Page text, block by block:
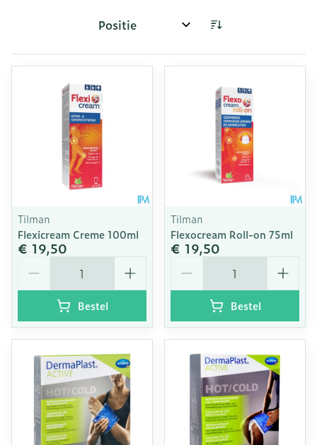
Sorteer op:
Tilman
Flexicream Creme 100ml
€ 19,50
Bestel
Tilman
Flexocream Roll-on 75ml
€ 19,50
Bestel